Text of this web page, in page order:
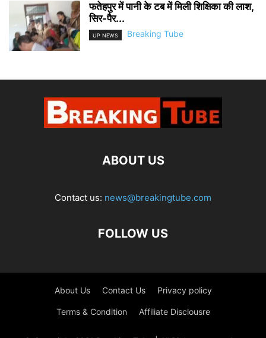
फतेहपुर में पानी के टब में मिली शिक्षिका की लाश,
सिर-पैर...
UP NEWS Breaking Tube
ABOUT US
Contact us: news@breakingtube.com
FOLLOW US
About Us Contact Us Privacy policy
Terms & Condition Affiliate Disclousre